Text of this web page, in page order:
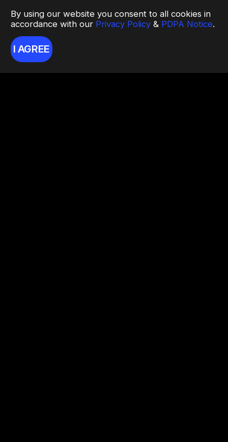
By using our website you consent to all cookies in
accordance with our Privacy Policy & PDPA Notice.
I AGREE